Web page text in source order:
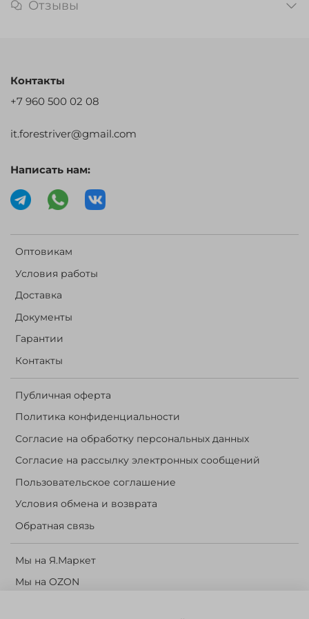
Отзывы
Оптовикам
Условия работы
Доставка
Документы
Гарантии
Контакты
Публичная оферта
Политика конфиденциальности
Согласие на обработку персональных данных
Согласие на рассылку электронных сообщений
Пользовательское соглашение
Условия обмена и возврата
Обратная связь
Мы на Я.Маркет
Мы на OZON
Контакты
+7 960 500 02 08
it.forestriver@gmail.com
Написать нам: